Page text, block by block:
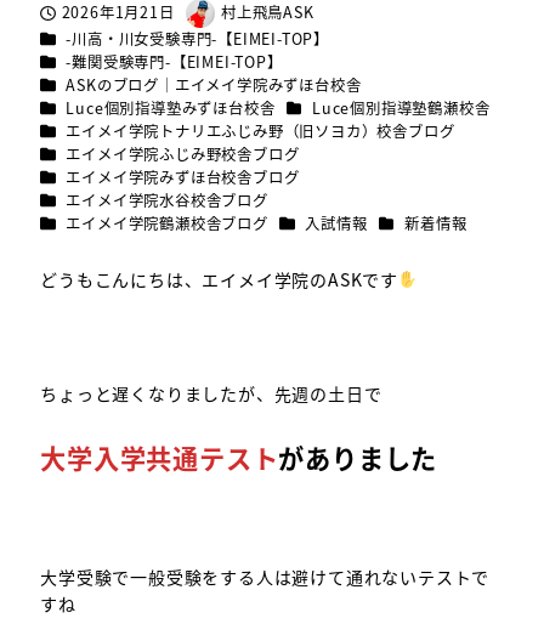
投稿日2026年1月21日
著
者
村上飛鳥ASK
カテゴリー
-川高・川女受験専門-【EIMEI-TOP】
カテゴリー
-難関受験専門-【EIMEI-TOP】
カテゴリー
ASKのブログ｜エイメイ学院みずほ台校舎
カテゴリー
Luce個別指導塾みずほ台校舎 カテゴリー
Luce個別指導塾鶴瀬校舎
カテゴリー
エイメイ学院トナリエふじみ野（旧ソヨカ）校舎ブログ
カテゴリー
エイメイ学院ふじみ野校舎ブログ
カテゴリー
エイメイ学院みずほ台校舎ブログ
カテゴリー
エイメイ学院水谷校舎ブログ
カテゴリー
エイメイ学院鶴瀬校舎ブログ カテゴリー
入試情報 カテゴリー
新着情報
どうもこんにちは、エイメイ学院のASKです
ちょっと遅くなりましたが、先週の土日で
大学入学共通テストがありました
大学受験で一般受験をする人は避けて通れないテストで
すね